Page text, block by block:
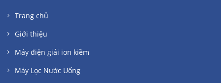
Trang chủ
Giới thiệu
Máy điện giải ion kiềm
Máy Lọc Nước Uống